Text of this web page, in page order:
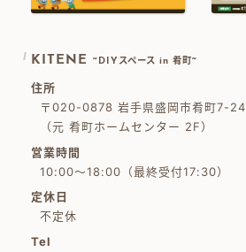
KITENE ~DIYスペース in 肴町~
住所
〒020-0878 岩手県盛岡市肴町7-24
（元 肴町ホームセンター 2F）
営業時間
10:00～18:00（最終受付17:30）
定休日
不定休
Tel